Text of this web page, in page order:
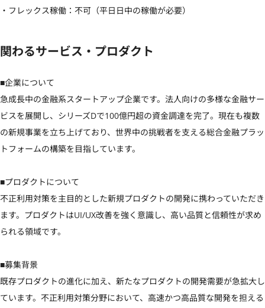
・フレックス稼働：不可（平日日中の稼働が必要）
関わるサービス・プロダクト
■企業について
急成長中の金融系スタートアップ企業です。法人向けの多様な金融サー
ビスを展開し、シリーズDで100億円超の資金調達を完了。現在も複数
の新規事業を立ち上げており、世界中の挑戦者を支える総合金融プラッ
トフォームの構築を目指しています。
■プロダクトについて
不正利用対策を主目的とした新規プロダクトの開発に携わっていただき
ます。プロダクトはUI/UX改善を強く意識し、高い品質と信頼性が求め
られる領域です。
■募集背景
既存プロダクトの進化に加え、新たなプロダクトの開発需要が急拡大し
ています。不正利用対策分野において、高速かつ高品質な開発を担える